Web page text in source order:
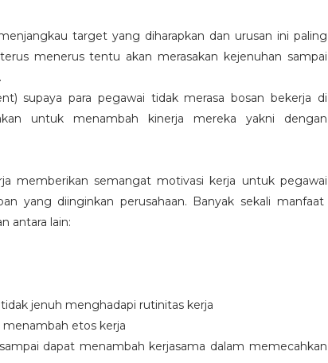
target yang diharapkan dan urusan ini paling
menerus tentu akan merasakan kejenuhan sampai
supaya para pegawai tidak merasa bosan bekerja di
untuk menambah kinerja mereka yakni dengan
memberikan semangat motivasi kerja untuk pegawai
yang diinginkan perusahaan. Banyak sekali manfaat
antara lain:
jenuh menghadapi rutinitas kerja
etos kerja
dapat menambah kerjasama dalam memecahkan